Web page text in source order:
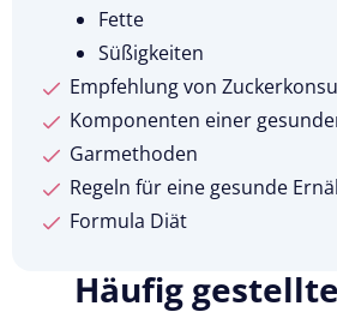
Fette
Süßigkeiten
Empfehlung von
Komponenten einer
Garmethoden
Regeln für eine gesunde
Formula Diät
Häufig